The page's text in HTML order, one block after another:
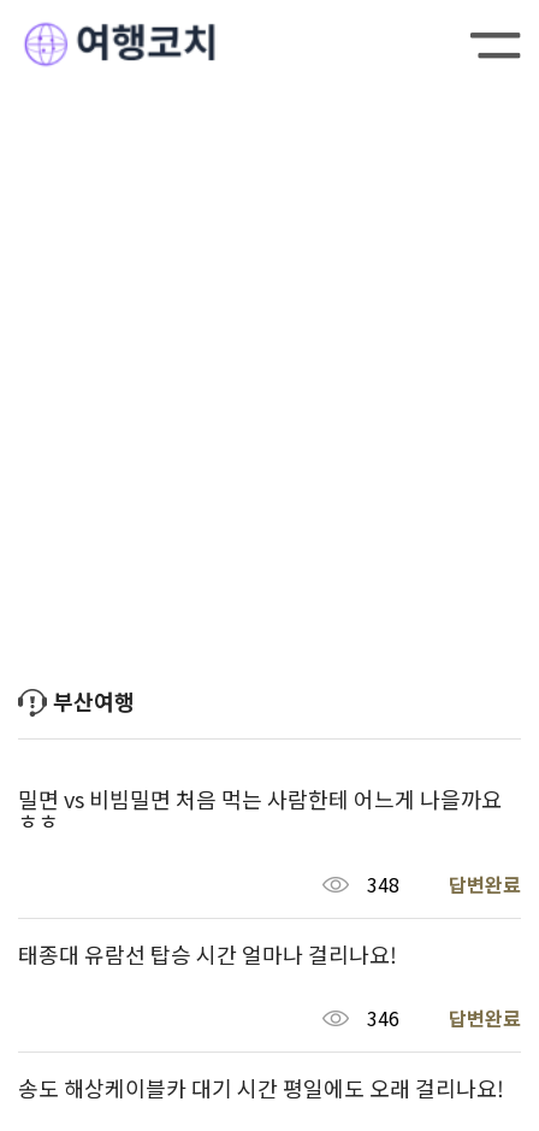
부산여행
밀면 vs 비빔밀면 처음 먹는 사람한테 어느게 나을까요
ㅎㅎ
348 답변완료
태종대 유람선 탑승 시간 얼마나 걸리나요!
346 답변완료
송도 해상케이블카 대기 시간 평일에도 오래 걸리나요!